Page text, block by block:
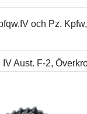
och Pz.
Aust. F-2,